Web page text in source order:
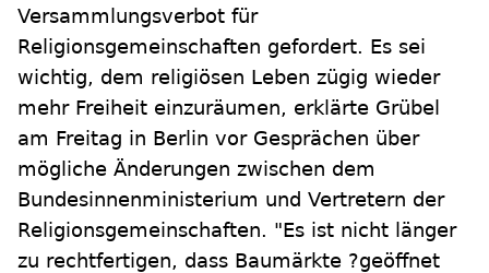
Versammlungsverbot für
Religionsgemeinschaften gefordert. Es sei
wichtig, dem religiösen Leben zügig wieder
mehr Freiheit einzuräumen, erklärte Grübel
am Freitag in Berlin vor Gesprächen über
mögliche Änderungen zwischen dem
Bundesinnenministerium und Vertretern der
Religionsgemeinschaften. "Es ist nicht länger
zu rechtfertigen, dass Baumärkte ?geöffnet